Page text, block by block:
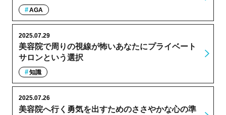
AGA
美容院で周りの視線が怖いあなたにプライベート
サロンという選択
2025.07.29
知識
美容院へ行く勇気を出すためのささやかな心の準
2025.07.26